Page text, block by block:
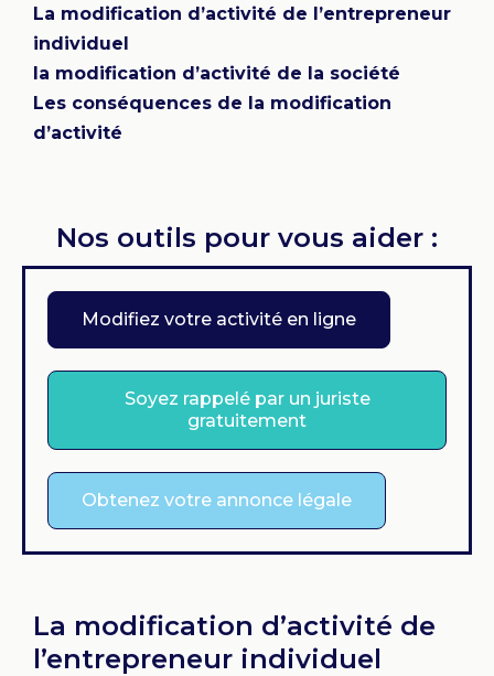
La modification d’activité de l’entrepreneur
individuel
la modification d’activité de la société
Les conséquences de la modification
d’activité
Nos outils pour vous aider :
Modifiez votre activité en ligne
Soyez rappelé par un juriste
gratuitement
Obtenez votre annonce légale
La modification d’activité de
l’entrepreneur individuel